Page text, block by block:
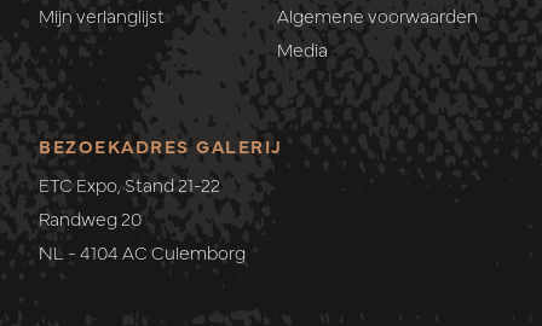
Mijn verlanglijst
Algemene voorwaarden
Media
BEZOEKADRES GALERIJ
ETC Expo, Stand 21-22
Randweg 20
NL - 4104 AC Culemborg